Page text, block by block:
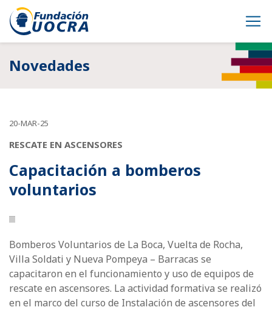
Novedades
20-MAR-25
RESCATE EN ASCENSORES
Capacitación a bomberos
voluntarios
Bomberos Voluntarios de La Boca, Vuelta de Rocha,
Villa Soldati y Nueva Pompeya – Barracas se
capacitaron en el funcionamiento y uso de equipos de
rescate en ascensores. La actividad formativa se realizó
en el marco del curso de Instalación de ascensores del